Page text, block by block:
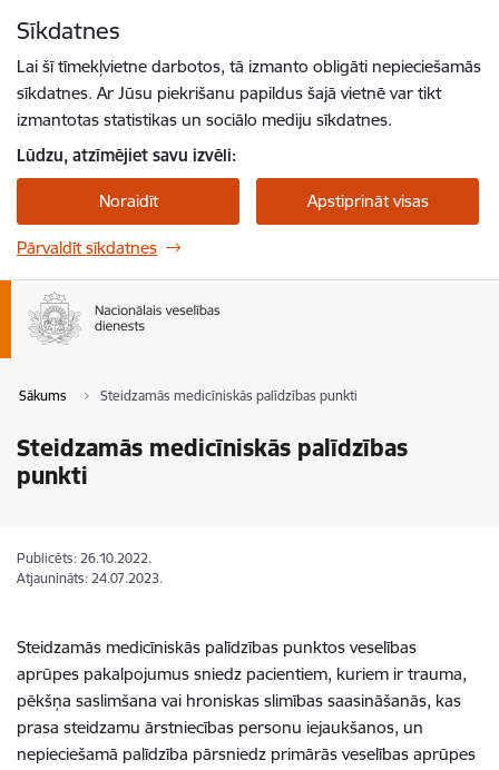
Sīkdatnes
Lai šī tīmekļvietne darbotos, tā izmanto obligāti nepieciešamās
sīkdatnes. Ar Jūsu piekrišanu papildus šajā vietnē var tikt
izmantotas statistikas un sociālo mediju sīkdatnes.
Lūdzu, atzīmējiet savu izvēli:
Noraidīt Apstiprināt visas
Pārvaldīt sīkdatnes
Sākums Steidzamās medicīniskās palīdzības punkti
Steidzamās medicīniskās palīdzības
punkti
Publicēts: 26.10.2022.
Atjaunināts: 24.07.2023.
Steidzamās medicīniskās palīdzības punktos veselības
aprūpes pakalpojumus sniedz pacientiem, kuriem ir trauma,
pēkšņa saslimšana vai hroniskas slimības saasināšanās, kas
prasa steidzamu ārstniecības personu iejaukšanos, un
nepieciešamā palīdzība pārsniedz primārās veselības aprūpes